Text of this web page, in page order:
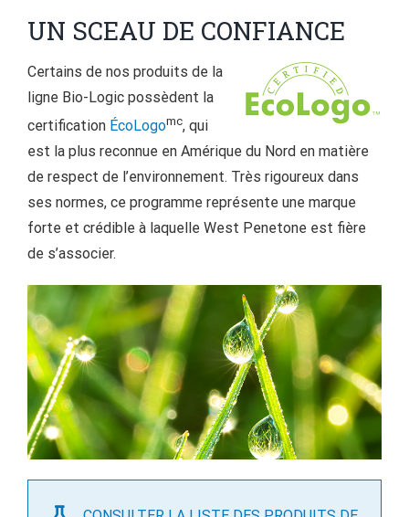
UN SCEAU DE CONFIANCE
Certains de nos produits de la
ligne Bio-Logic possèdent la
certification ÉcoLogomc, qui
est la plus reconnue en Amérique du Nord en matière
de respect de l’environnement. Très rigoureux dans
ses normes, ce programme représente une marque
forte et crédible à laquelle West Penetone est fière
de s’associer.